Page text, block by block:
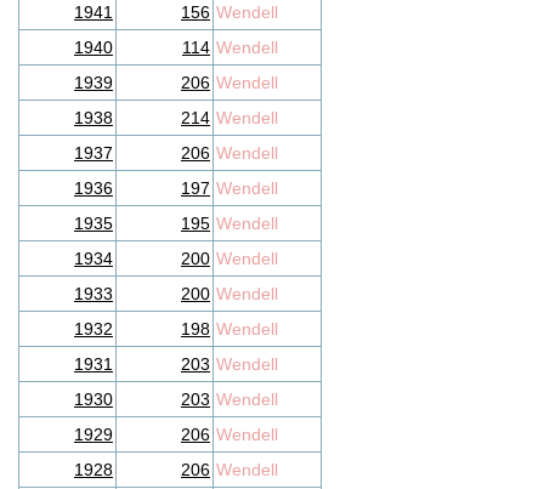
1941
156 Wendell
1940
114 Wendell
1939
206 Wendell
1938
214 Wendell
1937
206 Wendell
1936
197 Wendell
1935
195 Wendell
1934
200 Wendell
1933
200 Wendell
1932
198 Wendell
1931
203 Wendell
1930
203 Wendell
1929
206 Wendell
1928
206 Wendell